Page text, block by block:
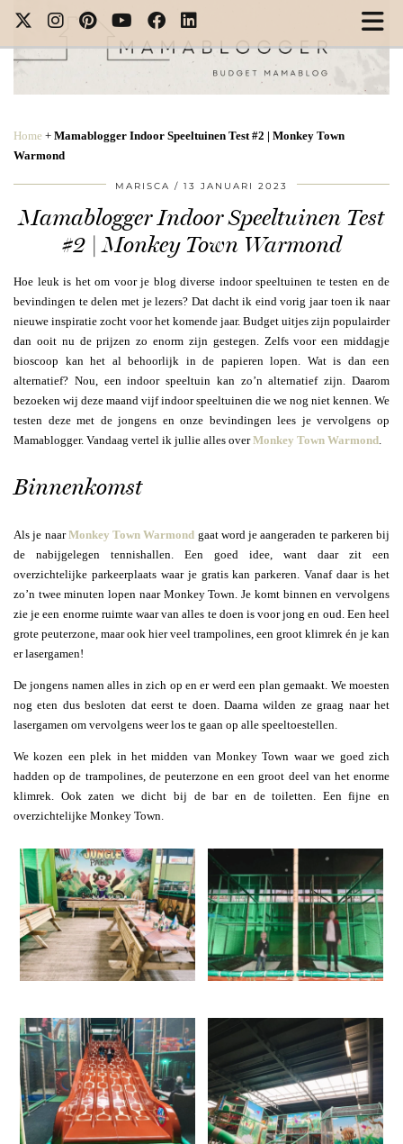
Home + Mamablogger Indoor Speeltuinen Test #2 | Monkey Town
Warmond
MARISCA 13 JANUARI 2023
Mamablogger Indoor Speeltuinen Test
#2 | Monkey Town Warmond
Hoe leuk is het om voor je blog diverse indoor speeltuinen te testen en de
bevindingen te delen met je lezers? Dat dacht ik eind vorig jaar toen ik naar
nieuwe inspiratie zocht voor het komende jaar. Budget uitjes zijn populairder
dan ooit nu de prijzen zo enorm zijn gestegen. Zelfs voor een middagje
bioscoop kan het al behoorlijk in de papieren lopen. Wat is dan een
alternatief? Nou, een indoor speeltuin kan zo’n alternatief zijn. Daarom
bezoeken wij deze maand vijf indoor speeltuinen die we nog niet kennen. We
testen deze met de jongens en onze bevindingen lees je vervolgens op
Mamablogger. Vandaag vertel ik jullie alles overMonkey Town Warmond
Binnenkomst
Als je naarMonkey Town Warmond gaat word je aangeraden te parkeren bij
de nabijgelegen tennishallen. Een goed idee, want daar zit een
overzichtelijke parkeerplaats waar je gratis kan parkeren. Vanaf daar is het
zo’n twee minuten lopen naar Monkey Town. Je komt binnen en vervolgens
zie je een enorme ruimte waar van alles te doen is voor jong en oud. Een heel
grote peuterzone, maar ook hier veel trampolines, een groot klimrek én je kan
er lasergamen!
De jongens namen alles in zich op en er werd een plan gemaakt. We moesten
nog eten dus besloten dat eerst te doen. Daarna wilden ze graag naar het
lasergamen om vervolgens weer los te gaan op alle speeltoestellen.
We kozen een plek in het midden van Monkey Town waar we goed zich
hadden op de trampolines, de peuterzone en een groot deel van het enorme
klimrek. Ook zaten we dicht bij de bar en de toiletten. Een fijne en
overzichtelijke Monkey Town.